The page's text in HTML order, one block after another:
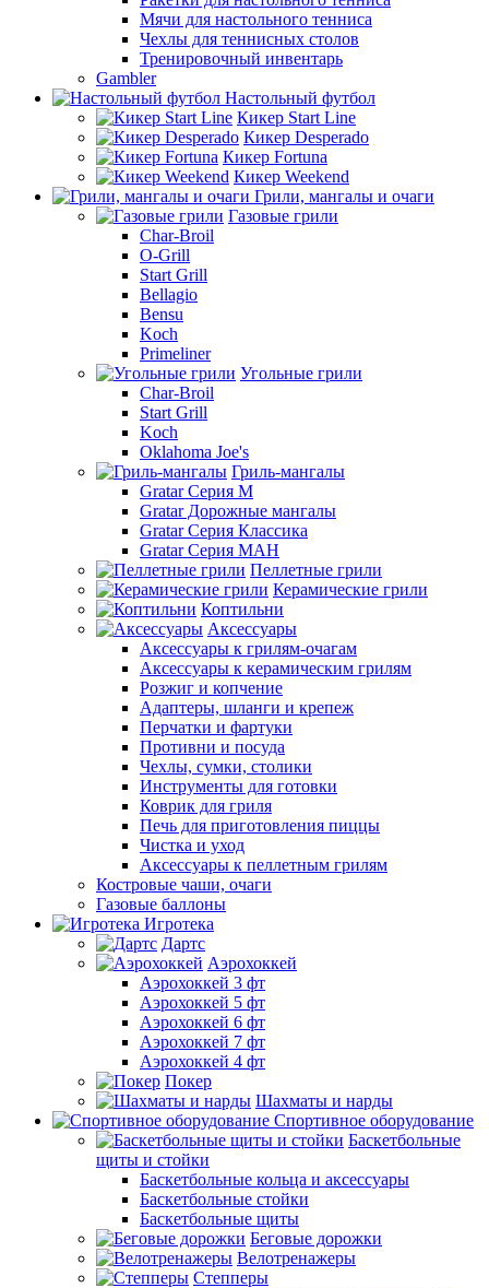
Мячи для настольного тенниса
Чехлы для теннисных столов
Тренировочный инвентарь
Gambler
Настольный футбол
Кикер Start Line
Кикер Desperado
Кикер Fortuna
Кикер Weekend
Грили, мангалы и очаги
Газовые грили
Char-Broil
O-Grill
Start Grill
Bellagio
Bensu
Koch
Primeliner
Угольные грили
Char-Broil
Start Grill
Koch
Oklahoma Joe's
Гриль-мангалы
Gratar Серия M
Gratar Дорожные мангалы
Gratar Серия Классика
Gratar Серия МАН
Пеллетные грили
Керамические грили
Коптильни
Аксессуары
Аксессуары к грилям-очагам
Аксессуары к керамическим грилям
Розжиг и копчение
Адаптеры, шланги и крепеж
Перчатки и фартуки
Противни и посуда
Чехлы, сумки, столики
Инструменты для готовки
Коврик для гриля
Печь для приготовления пиццы
Чистка и уход
Аксессуары к пеллетным грилям
Костровые чаши, очаги
Газовые баллоны
Игротека
Дартс
Аэрохоккей
Аэрохоккей 3 фт
Аэрохоккей 5 фт
Аэрохоккей 6 фт
Аэрохоккей 7 фт
Аэрохоккей 4 фт
Покер
Шахматы и нарды
Спортивное оборудование
Баскетбольные
щиты и стойки
Баскетбольные кольца и аксессуары
Баскетбольные стойки
Баскетбольные щиты
Беговые дорожки
Велотренажеры
Степперы